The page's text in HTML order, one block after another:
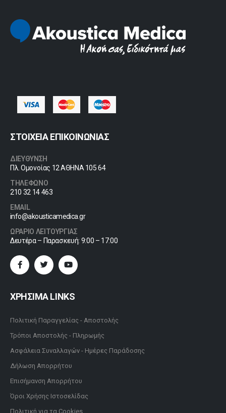
ΣΤΟΙΧΕΙΑ ΕΠΙΚΟΙΝΩΝΙΑΣ
ΔΙΕΥΘΥΝΣΗ
Πλ. Ομονοίας 12 ΑΘΗΝΑ 105 64
ΤΗΛΕΦΩΝΟ
210 32 14 463
EMAIL
info@akousticamedica.gr
ΩΡΑΡΙΟ ΛΕΙΤΟΥΡΓΙΑΣ
Δευτέρα – Παρασκευή: 9:00 – 17:00
ΧΡΗΣΙΜΑ LINKS
Πολιτική Παραγγελίας - Αποστολής
Τρόποι Αποστολής - Πληρωμής
Ασφάλεια Συναλλαγών - Ημέρες Παράδοσης
Δήλωση Απορρήτου
Επισήμανση Απορρήτου
Όροι Χρήσης Ιστοσελίδας
Πολιτική για τα Cookies